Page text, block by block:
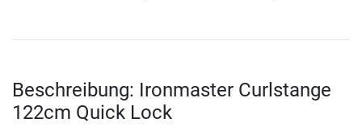
Beschreibung: Ironmaster Curlstange
122cm Quick Lock